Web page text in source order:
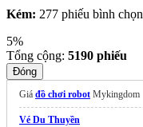
Kém: 277 phiếu bình chọn
5%
Tổng cộng: 5190 phiếu
Đóng
Giá đồ chơi robot Mykingdom
Vé Du Thuyền